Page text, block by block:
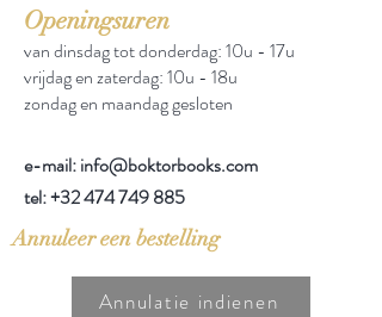
Openingsuren
van dinsdag tot donderdag: 10u - 17u
vrijdag en zaterdag: 10u - 18u
zondag en maandag gesloten
e-mail: info@boktorbooks.com
tel:+32 474 749 885
Annuleer een bestelling
Annulatie indienen